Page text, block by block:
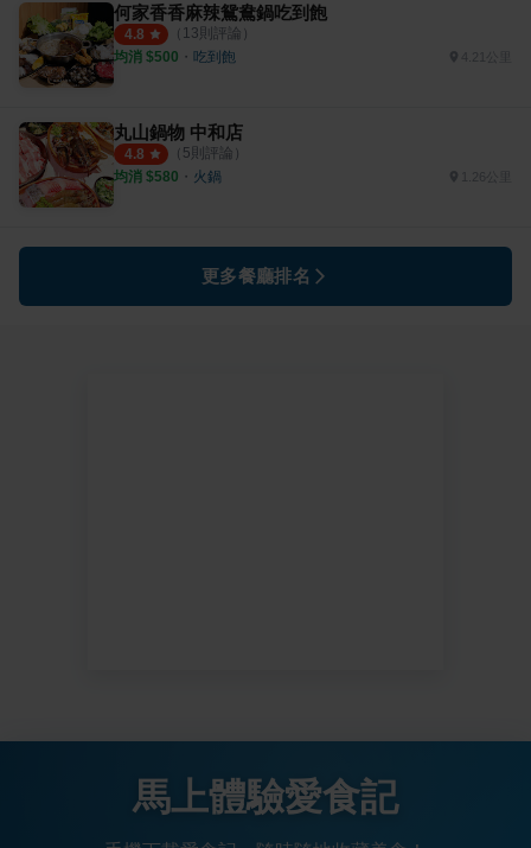
何家香香麻辣鴛鴦鍋吃到飽
4.8 （ 13則評論）
均消 $500 ・ 吃到飽 4.21公里
丸山鍋物 中和店
4.8 （ 5則評論）
均消 $580 ・ 火鍋
更多餐廳排名
馬上體驗愛食記